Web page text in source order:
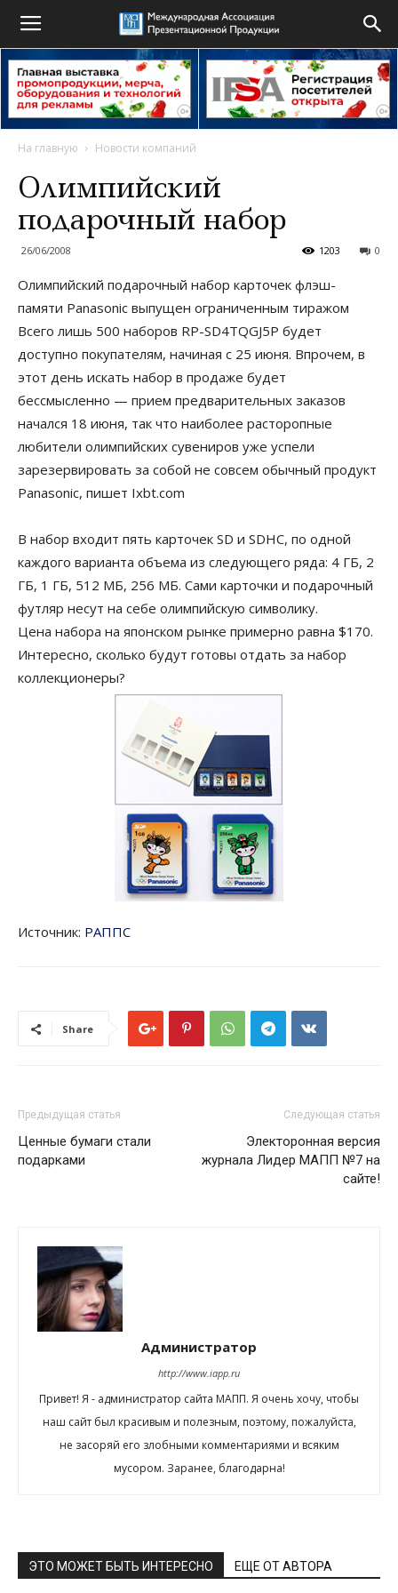
На главную Новости компаний
Олимпийский
подарочный набор
26/06/2008 0
1203
Олимпийский подарочный набор карточек флэш-
памяти Panasonic выпущен ограниченным тиражом
Всего лишь 500 наборов RP-SD4TQGJ5P будет
доступно покупателям, начиная с 25 июня. Впрочем, в
этот день искать набор в продаже будет
бессмысленно — прием предварительных заказов
начался 18 июня, так что наиболее расторопные
любители олимпийских сувениров уже успели
зарезервировать за собой не совсем обычный продукт
Panasonic, пишет Ixbt.com
В набор входит пять карточек SD и SDHC, по одной
каждого варианта объема из следующего ряда: 4 ГБ, 2
ГБ, 1 ГБ, 512 МБ, 256 МБ. Сами карточки и подарочный
футляр несут на себе олимпийскую символику.
Цена набора на японском рынке примерно равна $170.
Интересно, сколько будут готовы отдать за набор
коллекционеры?
Источник: РАППС
Share
Предыдущая статья
Ценные бумаги стали
подарками
Следующая статья
Электоронная версия
журнала Лидер МАПП №7 на
сайте!
Администратор
http://www.iapp.ru
Привет! Я - администратор сайта МАПП. Я очень хочу, чтобы
наш сайт был красивым и полезным, поэтому, пожалуйста,
не засоряй его злобными комментариями и всяким
мусором. Заранее, благодарна!
ЭТО МОЖЕТ БЫТЬ ИНТЕРЕСНО ЕЩЕ ОТ АВТОРА